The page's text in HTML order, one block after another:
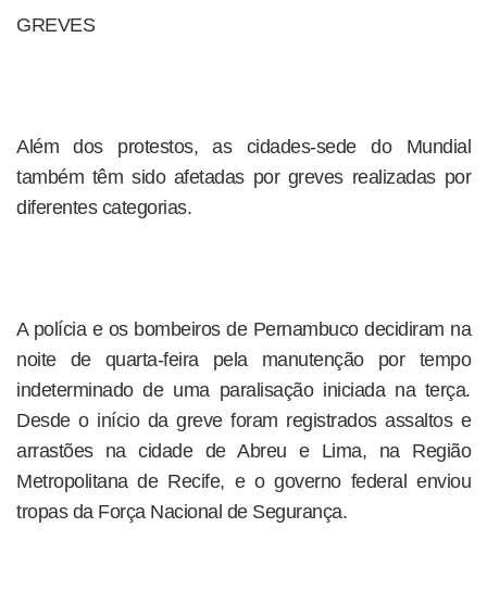
GREVES
Além dos protestos, as cidades-sede do Mundial
também têm sido afetadas por greves realizadas por
diferentes categorias.
A polícia e os bombeiros de Pernambuco decidiram na
noite de quarta-feira pela manutenção por tempo
indeterminado de uma paralisação iniciada na terça.
Desde o início da greve foram registrados assaltos e
arrastões na cidade de Abreu e Lima, na Região
Metropolitana de Recife, e o governo federal enviou
tropas da Força Nacional de Segurança.